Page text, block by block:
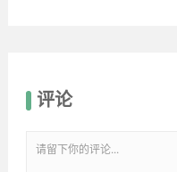
评论